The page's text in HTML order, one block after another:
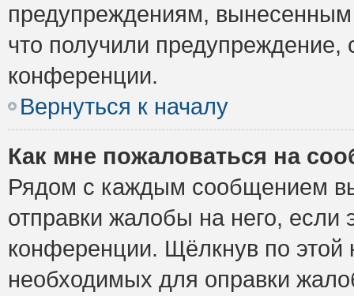
предупреждениям,
что получили предупреждение,
конференции.
Вернуться к началу
Как мне пожаловаться на
Рядом с каждым сообщением
отправки жалобы на него,
конференции. Щёлкнув по этой
необходимых для оправки